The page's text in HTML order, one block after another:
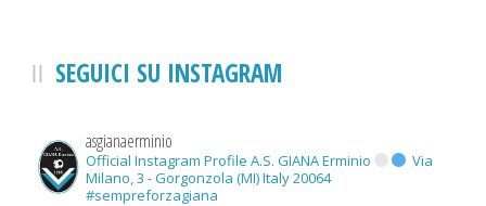
SEGUICI SU INSTAGRAM
asgianaerminio
Official Instagram Profile A.S. GIANA Erminio
Via
Milano, 3 - Gorgonzola (MI) Italy 20064
#sempreforzagiana